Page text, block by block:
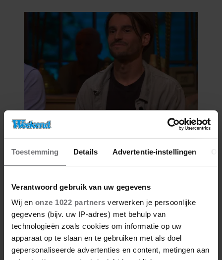
Toestemming Details Advertentie-instellingen
Verantwoord gebruik van uw gegevens
Wij en onze 1022 partners verwerken je persoonlijke
gegevens (bijv. uw IP-adres) met behulp van
technologieën zoals cookies om informatie op uw
apparaat op te slaan en te gebruiken met als doel
gepersonaliseerde advertenties en content, metingen aan
06/08/2026
VICTOR VLAM BEKRITISEERT TIM
NIEHE NA DUIDELIJKE GRENS